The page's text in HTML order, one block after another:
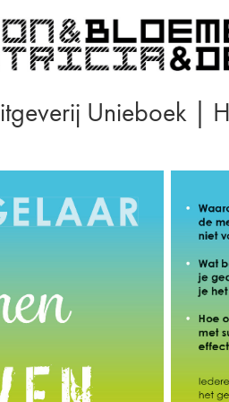
Unieboek |